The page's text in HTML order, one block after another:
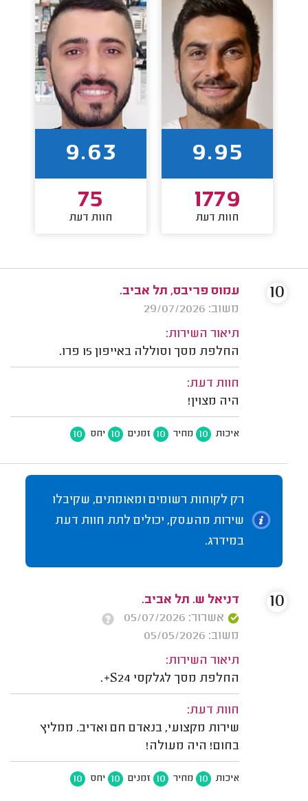
9.95
1779
חוות דעת
9.63
75
חוות דעת
עמוס פריבס, תל אביב.
משוב: 29/07/2026
תיאור השירות:
החלפת מסך וסוללה באייפון 15 פרו.
חוות דעת:
היה מצוין!
איכות 10 מחיר 10 זמנים 10 יחס 10
10
רק לקוחות רשומים ומאומתים, שקיבלו
שירות מהעסק, יכולים לתת חוות דעת
במידרג.
דניאל ש. תל אביב.
אשרור: 05/07/2026
משוב: 05/05/2026
תיאור השירות:
החלפת מסך לגלקסי S24+.
חוות דעת:
שירות מקצועי, בנאדם חם ואדיב. ממליץ
בחום! היה מעולה!
איכות 10 מחיר 10 זמנים 10 יחס 10
10